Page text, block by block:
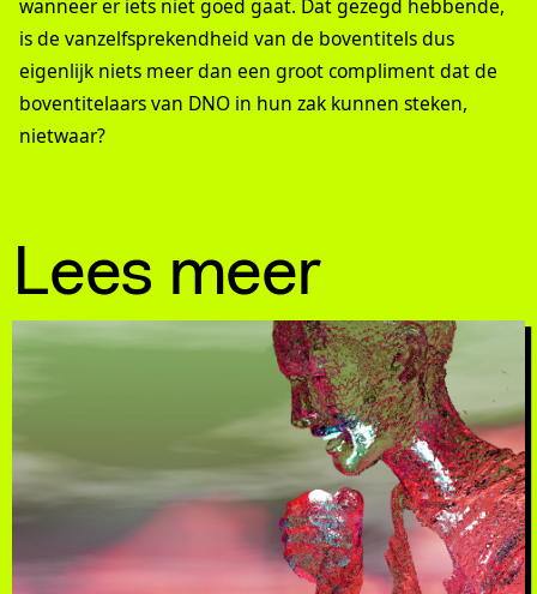
wanneer er iets niet goed gaat. Dat gezegd hebbende,
is de vanzelfsprekendheid van de boventitels dus
eigenlijk niets meer dan een groot compliment dat de
boventitelaars van DNO in hun zak kunnen steken,
nietwaar?
Lees meer